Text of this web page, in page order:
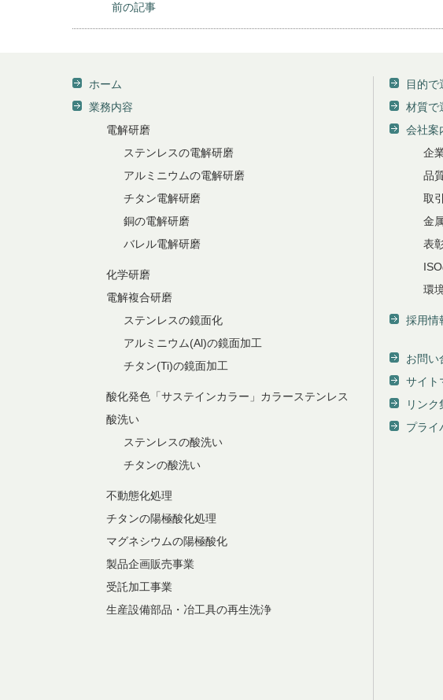
前の記事
ホーム
業務内容
電解研磨
ステンレスの電解研磨
アルミニウムの電解研磨
チタン電解研磨
銅の電解研磨
バレル電解研磨
化学研磨
電解複合研磨
ステンレスの鏡面化
アルミニウム(Al)の鏡面加工
チタン(Ti)の鏡面加工
酸化発色「サステインカラー」カラーステンレス
酸洗い
ステンレスの酸洗い
チタンの酸洗い
不動態化処理
チタンの陽極酸化処理
マグネシウムの陽極酸化
製品企画販売事業
受託加工事業
生産設備部品・冶工具の再生洗浄
目的で
材質で
会社案
企
品
取
金
表
環
採用情
お問い
サイト
リンク
プライ